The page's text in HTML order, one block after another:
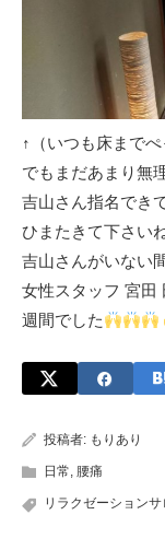
↑（いつも床まで
でもまだあまり無
吉山さん指名でき
ひまたきて下さい
吉山さんがいない間
女性スタッフ 宮田
週間でした
投稿者: もりあり
日常, 腰痛
リラクゼーションサ